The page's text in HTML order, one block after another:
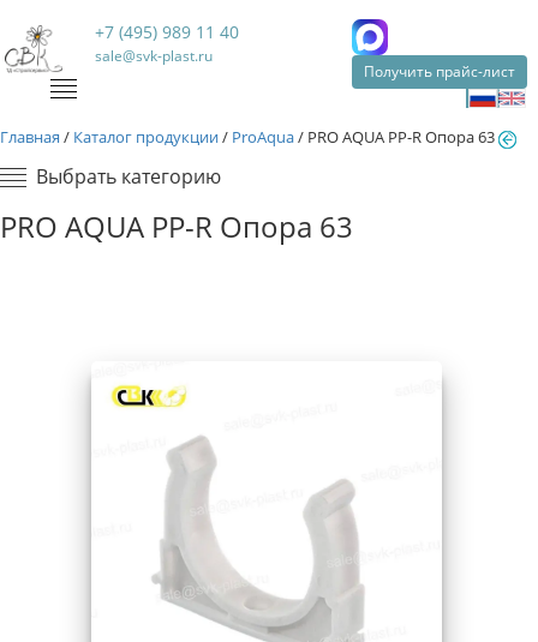
+7 (495) 989 11 40
sale@svk-plast.ru
Получить прайс-лист
Главная / Каталог продукции/ ProAqua/ PRO AQUA PP-R Опора 63
Выбрать категорию
PRO AQUA PP-R Опора 63